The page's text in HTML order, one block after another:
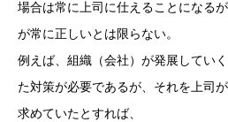
場合は常に上司に仕えることになる
が常に正しいとは限らない。
例えば、組織（会社）が発展してい
た対策が必要であるが、それを上司
求めていたとすれば、